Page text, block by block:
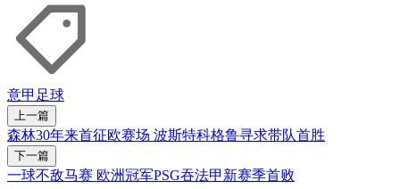
意甲 足球
上一篇
森林30年来首征欧赛场 波斯特科格鲁寻求带队首胜
下一篇
一球不敌马赛 欧洲冠军PSG吞法甲新赛季首败